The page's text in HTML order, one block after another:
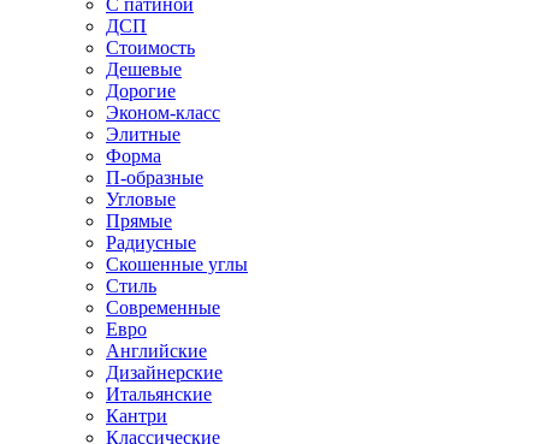
С патиной
ДСП
Стоимость
Дешевые
Дорогие
Эконом-класс
Элитные
Форма
П-образные
Угловые
Прямые
Радиусные
Скошенные углы
Стиль
Современные
Евро
Английские
Дизайнерские
Итальянские
Кантри
Классические